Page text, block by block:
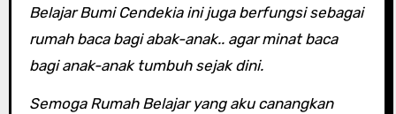
Belajar Bumi Cendekia ini juga berfungsi sebagai
rumah baca bagi abak-anak.. agar minat baca
bagi anak-anak tumbuh sejak dini.
Semoga Rumah Belajar yang aku canangkan